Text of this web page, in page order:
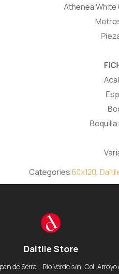
Athenea White
Categories60x120,
Daltile Store
de Serra - Río Verde s/n, Col. Arroyo